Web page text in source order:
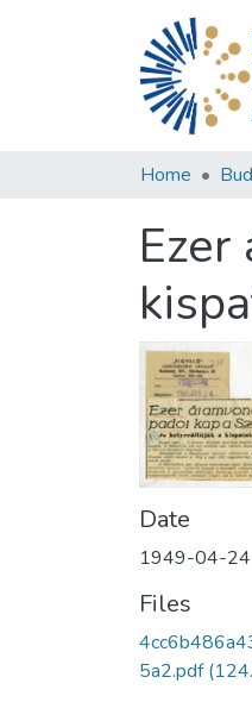
Home
Date
1949-04-24
Files
5a2.pdf